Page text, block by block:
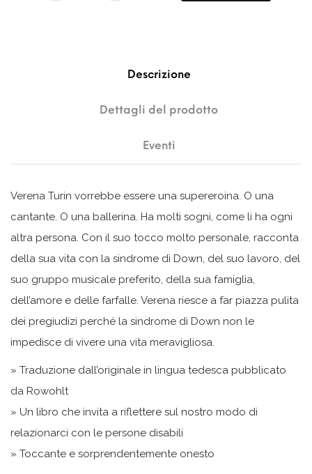
Descrizione
Dettagli del prodotto
Eventi
Verena Turin vorrebbe essere una supereroina. O una
cantante. O una ballerina. Ha molti sogni, come li ha ogni
altra persona. Con il suo tocco molto personale, racconta
della sua vita con la sindrome di Down, del suo lavoro, del
suo gruppo musicale preferito, della sua famiglia,
dell’amore e delle farfalle. Verena riesce a far piazza pulita
dei pregiudizi perché la sindrome di Down non le
impedisce di vivere una vita meravigliosa.
» Traduzione dall’originale in lingua tedesca pubblicato
da Rowohlt
» Un libro che invita a riflettere sul nostro modo di
relazionarci con le persone disabili
» Toccante e sorprendentemente onesto